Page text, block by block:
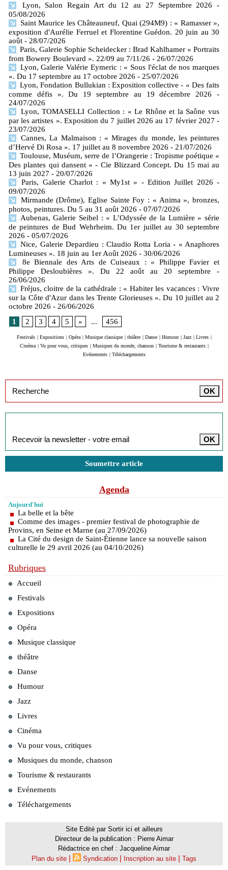
Lyon, Salon Regain Art du 12 au 27 Septembre 2026
-
05/08/2026
Saint Maurice les Châteauneuf, Quai (294M9) : « Ramasser »,
exposition d'Aurélie Ferruel et Florentine Guédon. 20 juin au 30
août - 28/07/2026
Paris, Galerie Sophie Scheidecker : Brad Kahlhamer « Portraits
from Bowery Boulevard ». 22/09 au 7/11/26 - 26/07/2026
Lyon, Galerie Valérie Eymeric : « Sous l'éclat de nos marques
». Du 17 septembre au 17 octobre 2026 - 25/07/2026
Lyon, Fondation Bullukian : Exposition collective - « Des faits
comme défis ». Du 19 septembre au 19 décembre 2026
-
24/07/2026
Lyon, TOMASELLI Collection : « Le Rhône et la Saône vus
par les artistes ». Exposition du 7 juillet 2026 au 17 février 2027 -
23/07/2026
Cannes, La Malmaison : « Mirages du monde, les peintures
d’Hervé Di Rosa ». 17 juillet au 8 novembre 2026 - 21/07/2026
Toulouse, Muséum, serre de l’Orangerie : Tropisme poétique «
Des plantes qui dansent » - Cie Blizzard Concept. Du 15 mai au
13 juin 2027 - 20/07/2026
Paris, Galerie Charlot : « My1st » - Edition Juillet 2026 -
09/07/2026
Mirmande (Drôme), Eglise Sainte Foy : « Anima », bronzes,
photos, peintures. Du 5 au 31 août 2026 - 07/07/2026
Aubenas, Galerie Seibel : « L’Odyssée de la Lumière » série
de peintures de Bud Wehrheim. Du 1er juillet au 30 septembre
2026 - 05/07/2026
Nice, Galerie Depardieu : Claudio Rotta Loria - « Anaphores
Lumineuses ». 18 juin au 1er Août 2026 - 30/06/2026
8e Biennale des Arts de Cuiseaux : « Philippe Favier et
Philippe Desloubières ». Du 22 août au 20 septembre
-
26/06/2026
Fréjus, cloitre de la cathédrale : « Habiter les vacances : Vivre
sur la Côte d'Azur dans les Trente Glorieuses ». Du 10 juillet au 2
octobre 2026 - 26/06/2026
1
2 3 4 5 » ... 456
Festivals Expositions Opéra Musique classique théâtre Danse Humour Jazz Livres
Cinéma
Vu pour vous, critiques Musiques du monde, chanson Tourisme & restaurants
Evénements
Téléchargements
Soumettre article
Agenda
Aujourd'hui
La belle et la bête
Comme des images - premier festival de photographie de
Provins, en Seine et Marne (au 27/09/2026)
La Cité du design de Saint-Étienne lance sa nouvelle saison
culturelle le 29 avril 2026 (au 04/10/2026)
Rubriques
Accueil
Festivals
Expositions
Opéra
Musique classique
théâtre
Danse
Humour
Jazz
Livres
Cinéma
Vu pour vous, critiques
Musiques du monde, chanson
Tourisme & restaurants
Evénements
Téléchargements
Site Edité par Sortir ici et ailleurs
Directeur de la publication : Pierre Aimar
Rédactrice en chef : Jacqueline Aimar
Plan du site | Syndication | Inscription au site | Tags